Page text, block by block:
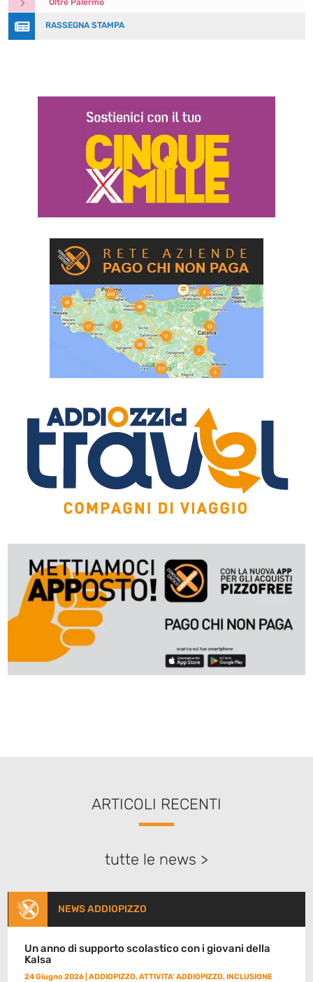
Oltre Palermo
 RASSEGNA STAMPA
ARTICOLI RECENTI
tutte le news >
NEWS ADDIOPIZZO
Un anno di supporto scolastico con i giovani della
Kalsa
24 Giugno 2026 |ADDIOPIZZO,ATTIVITA' ADDIOPIZZO,INCLUSIONE